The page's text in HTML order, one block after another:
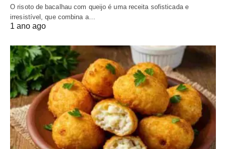
O risoto de bacalhau com queijo é uma receita sofisticada e
irresistível, que combina a…
1 ano ago